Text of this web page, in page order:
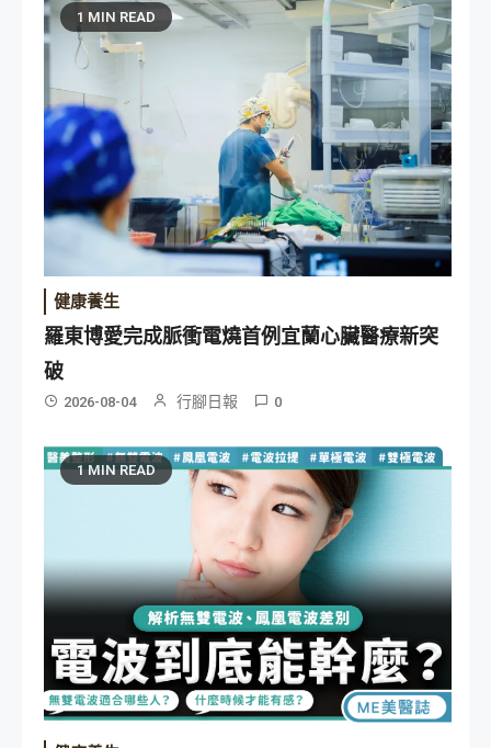
1 MIN READ
健康養生
羅東博愛完成脈衝電燒首例宜蘭心臟醫療新突
破
2026-08-04 行腳日報 0
1 MIN READ